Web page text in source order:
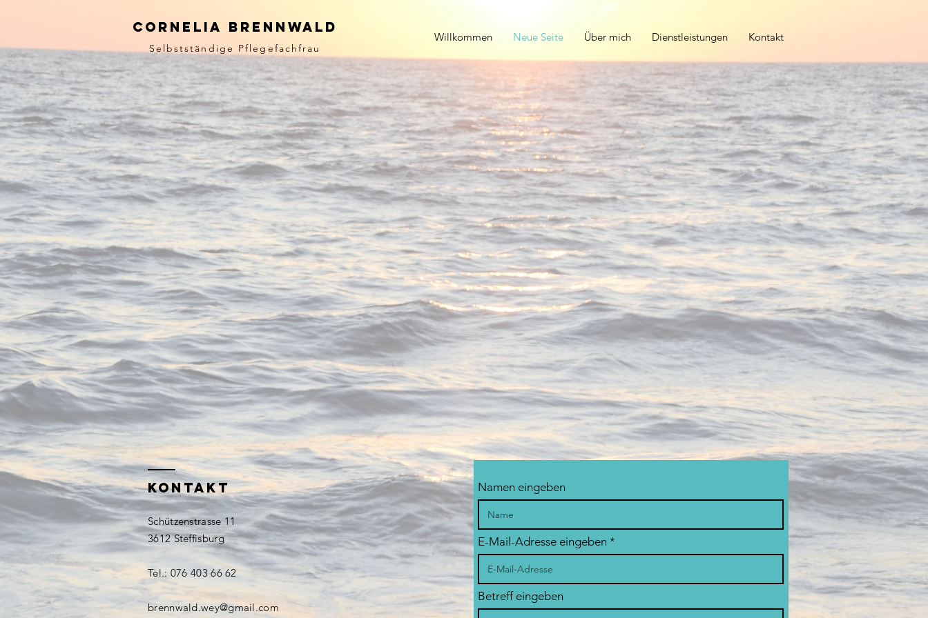
cornelia brennwald
Selbstständige Pflegefachfrau
Willkommen Neue Seite Über mich Dienstleistungen Kontakt
KONTAKT
Schützenstrasse 11
3612 Steffisburg
Tel.: 076 403 66 62
brennwald.wey@gmail.com
Namen eingeben
E-Mail-Adresse eingeben
Betreff eingeben